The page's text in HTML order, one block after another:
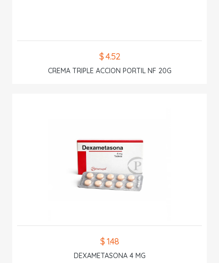
$ 4.52
CREMA TRIPLE ACCION PORTIL NF 20G
$ 1.48
DEXAMETASONA 4 MG